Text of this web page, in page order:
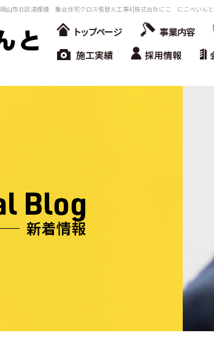
岡山市北区清輝橋 集合住宅クロス張替え工事4|株式会社にこ にこぺいんと